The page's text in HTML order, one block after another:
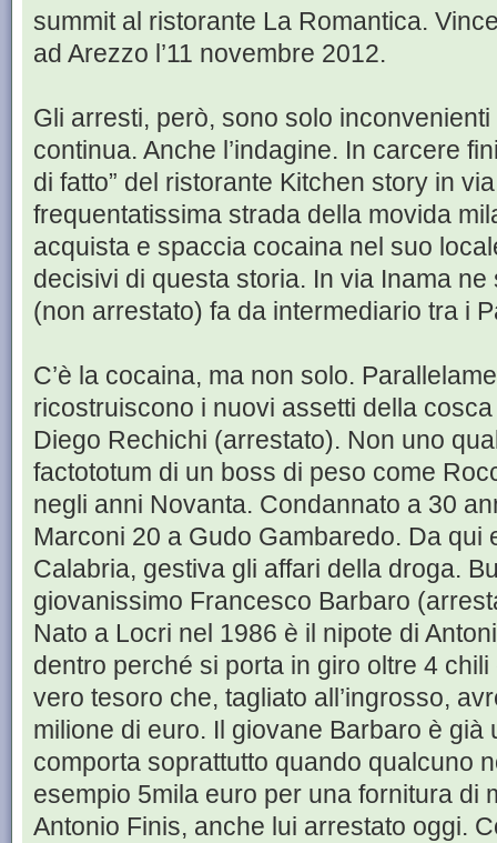
summit al ristorante La Romantica.
ad Arezzo l’11 novembre 2012.
Gli arresti, però, sono solo
continua. Anche l’indagine. In carcere
di fatto” del ristorante Kitchen story in
frequentatissima strada della movida
acquista e spaccia cocaina nel suo
decisivi di questa storia. In via Inama
(non arrestato) fa da intermediario tra i
C’è la cocaina, ma non solo.
ricostruiscono i nuovi assetti della
Diego Rechichi (arrestato). Non uno
factototum di un boss di peso come
negli anni Novanta. Condannato a 30
Marconi 20 a Gudo Gambaredo. Da qui
Calabria, gestiva gli affari della droga.
giovanissimo Francesco Barbaro
Nato a Locri nel 1986 è il nipote di
dentro perché si porta in giro oltre 4
vero tesoro che, tagliato all’ingrosso,
milione di euro. Il giovane Barbaro è già
comporta soprattutto quando qualcuno
esempio 5mila euro per una fornitura di
Antonio Finis, anche lui arrestato oggi.